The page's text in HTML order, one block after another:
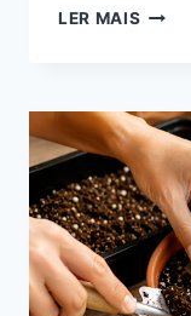
LER MAIS
DE
GUIA